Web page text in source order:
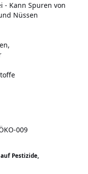
- Kann Spuren von
Nüssen
009
Pestizide,